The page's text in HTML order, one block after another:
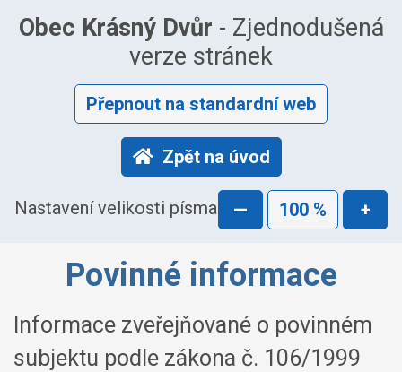
Obec Krásný Dvůr - Zjednodušená
verze stránek
Přepnout na standardní web
Zpět na úvod
Nastavení velikosti písma — 100 % +
Povinné informace
Informace zveřejňované o povinném
subjektu podle zákona č. 106/1999